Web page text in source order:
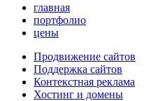
главная
портфолио
цены
Продвижение сайтов
Поддержка сайтов
Контекстная реклама
Хостинг и домены